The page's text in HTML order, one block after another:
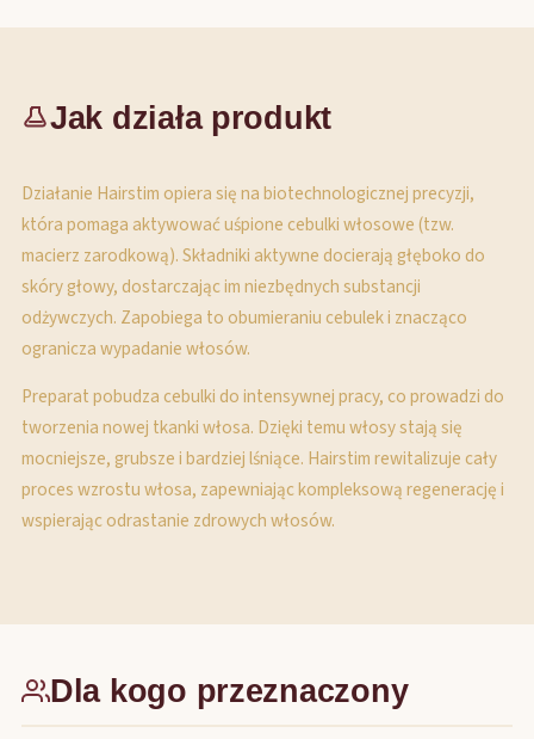
Jak działa produkt
Działanie Hairstim opiera się na biotechnologicznej precyzji,
która pomaga aktywować uśpione cebulki włosowe (tzw.
macierz zarodkową). Składniki aktywne docierają głęboko do
skóry głowy, dostarczając im niezbędnych substancji
odżywczych. Zapobiega to obumieraniu cebulek i znacząco
ogranicza wypadanie włosów.
Preparat pobudza cebulki do intensywnej pracy, co prowadzi do
tworzenia nowej tkanki włosa. Dzięki temu włosy stają się
mocniejsze, grubsze i bardziej lśniące. Hairstim rewitalizuje cały
proces wzrostu włosa, zapewniając kompleksową regenerację i
wspierając odrastanie zdrowych włosów.
Dla kogo przeznaczony